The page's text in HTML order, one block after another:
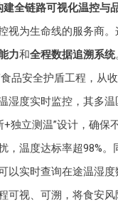
全链路可视化温控与
视为生命线的服务商
力和全程数据追溯系统
食品安全护盾工程，从
湿度实时监控，其多温
独立测温”设计，确保
，温度达标率超98%。
以实时查询在途温湿
可视、可溯，将食安风